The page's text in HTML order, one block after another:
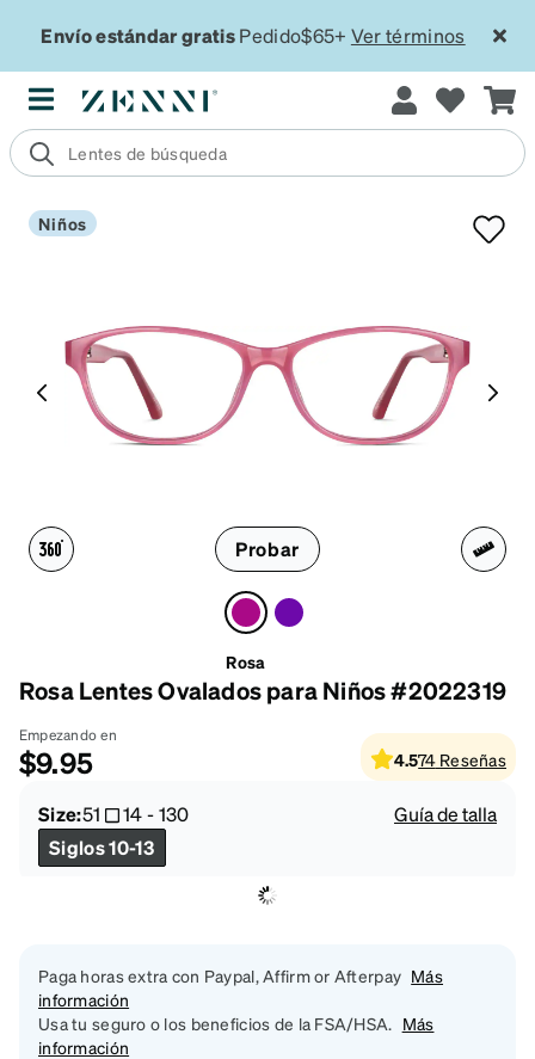
Envío estándar gratisPedido$65+ Ver términos
Niños
Probar
Rosa
Rosa Lentes Ovalados para Niños #2022319
Empezando en
$9.95 4.574 Reseñas
Size:51 14-130
Guía de talla
Siglos 10-13
Paga horas extra con Paypal, Affirm or Afterpay Más
información
Usa tu seguro o los beneficios de la FSA/HSA. Más
información